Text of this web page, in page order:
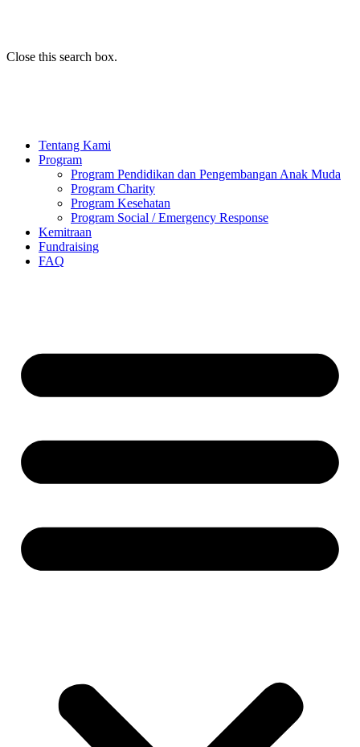
Close this search box.
Tentang Kami
Program
Program Pendidikan dan Pengembangan Anak Muda
Program Charity
Program Kesehatan
Program Social / Emergency Response
Kemitraan
Fundraising
FAQ